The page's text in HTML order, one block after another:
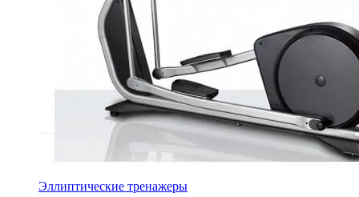
Эллиптические тренажеры